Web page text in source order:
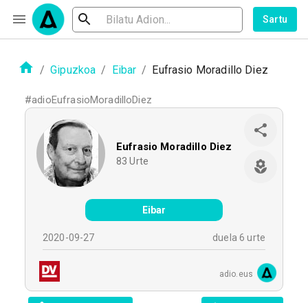
Sartu
/ Gipuzkoa / Eibar / Eufrasio Moradillo Diez
#adioEufrasioMoradilloDiez
Eufrasio Moradillo Diez
83 Urte
Eibar
2020-09-27 duela 6 urte
adio.eus